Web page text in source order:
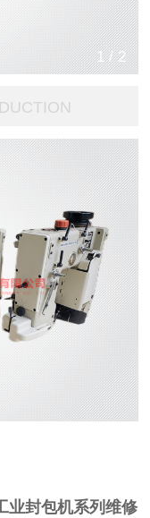
1/2
业封包机系列维修